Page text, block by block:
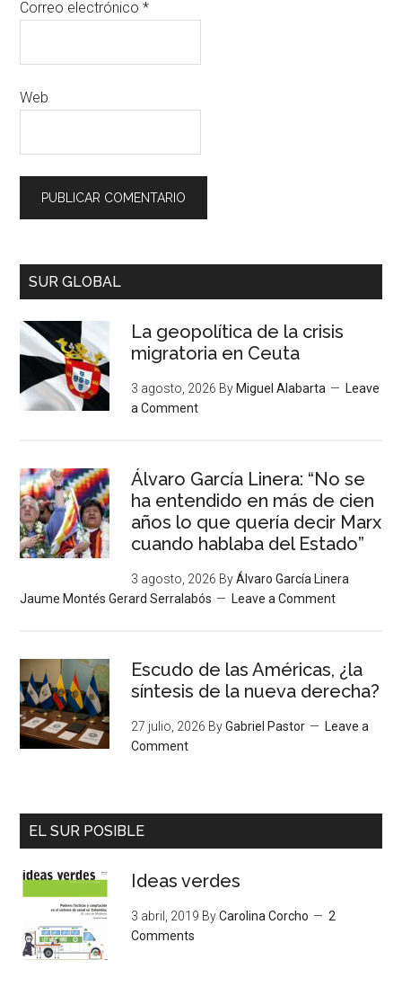
Correo electrónico*
Web
SUR GLOBAL
La geopolítica de la crisis
migratoria en Ceuta
3 agosto, 2026 By Miguel Alabarta
Leave
a Comment
Álvaro García Linera: “No se
ha entendido en más de cien
años lo que quería decir Marx
cuando hablaba del Estado”
3 agosto, 2026 ByÁlvaro García Linera
Jaume Montés Gerard Serralabós
Leave a Comment
Escudo de las Américas, ¿la
síntesis de la nueva derecha?
27 julio, 2026 ByGabriel Pastor
Leave a
Comment
EL SUR POSIBLE
Ideas verdes
3 abril, 2019 ByCarolina Corcho
2
Comments